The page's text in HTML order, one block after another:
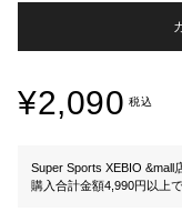
¥2,090 税込
Super Sports XEBIO &mall
購入合計金額4,990円以上